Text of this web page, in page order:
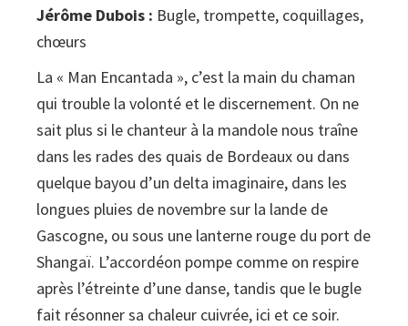
Jérôme Dubois : Bugle, trompette, coquillages,
chœurs
La « Man Encantada », c’est la main du chaman
qui trouble la volonté et le discernement. On ne
sait plus si le chanteur à la mandole nous traîne
dans les rades des quais de Bordeaux ou dans
quelque bayou d’un delta imaginaire, dans les
longues pluies de novembre sur la lande de
Gascogne, ou sous une lanterne rouge du port de
Shangaï. L’accordéon pompe comme on respire
après l’étreinte d’une danse, tandis que le bugle
fait résonner sa chaleur cuivrée, ici et ce soir.